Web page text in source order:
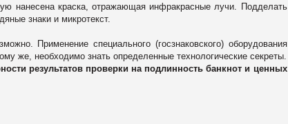
нанесена краска, отражающая инфракрасные лучи. Подделать
знаки и микротекст.
Применение специального (госзнаковского) оборудования
же, необходимо знать определенные технологические секреты.
результатов проверки на подлинность банкнот и ценных